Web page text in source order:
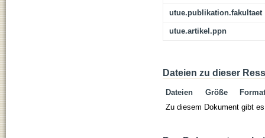
utue.publikation.fakultaet
utue.artikel.ppn
Dateien zu dieser
Dateien Größe
Format
Zu diesem Dokument gibt